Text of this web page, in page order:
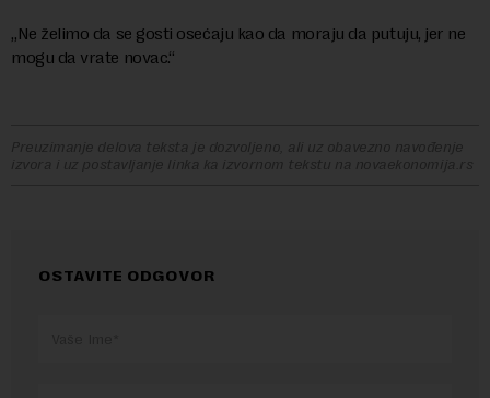
„Ne želimo da se gosti osećaju kao da moraju da putuju, jer ne
mogu da vrate novac.“
Preuzimanje delova teksta je dozvoljeno, ali uz obavezno navođenje
izvora i uz postavljanje linka ka izvornom tekstu na novaekonomija.rs
OSTAVITE ODGOVOR